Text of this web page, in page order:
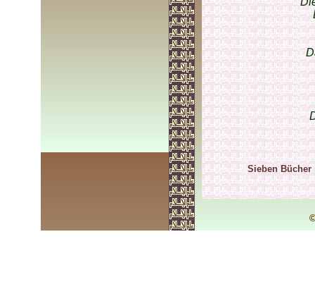
Sieben Bücher